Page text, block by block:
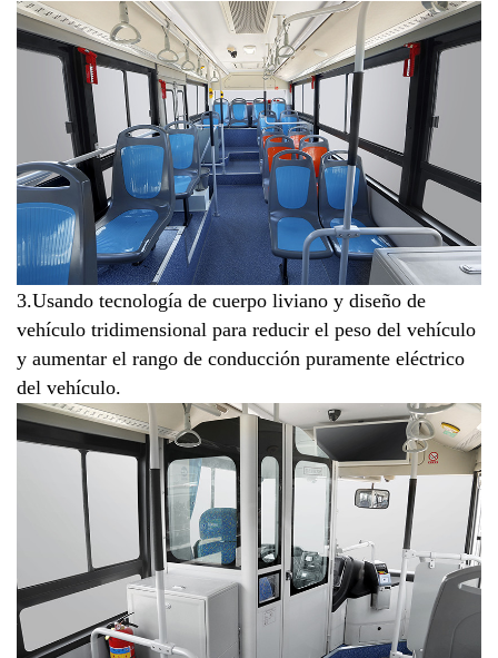
3.Usando tecnología de cuerpo liviano y diseño de
vehículo tridimensional para reducir el peso del vehículo
y aumentar el rango de conducción puramente eléctrico
del vehículo.